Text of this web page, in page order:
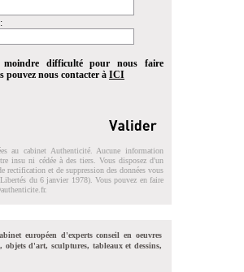
difficulté pour nous faire
pouvez nous contacter à ICI
au cabinet Authenticité. Aucune information
insu ni cédée à des tiers. Vous disposez d'un
rectification et de suppression des données vous
du 6 janvier 1978). Vous pouvez en faire
.
européen d'experts conseil en oeuvres
objets d'art, sculptures, tableaux et dessins,